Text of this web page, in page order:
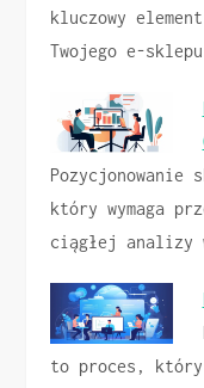
kluczowy
Twojego e-
Pozycjonowanie
który wymaga
ciągłej analizy
to proces, który